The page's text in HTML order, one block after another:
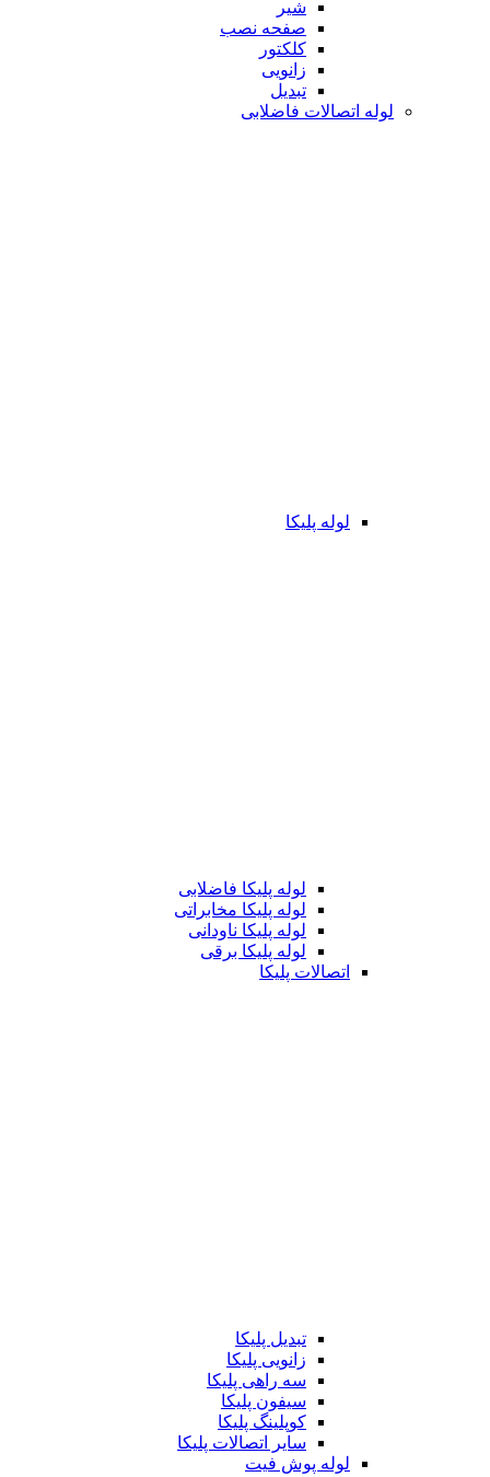
شیر
صفحه نصب
کلکتور
زانویی
تبدیل
لوله اتصالات فاضلابی
لوله پلیکا
لوله پلیکا فاضلابی
لوله پلیکا مخابراتی
لوله پلیکا ناودانی
لوله پلیکا برقی
اتصالات پلیکا
تبدیل پلیکا
زانویی پلیکا
سه راهی پلیکا
سیفون پلیکا
کوپلینگ پلیکا
سایر اتصالات پلیکا
لوله پوش فیت